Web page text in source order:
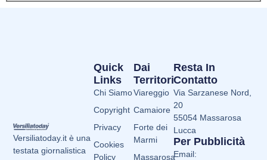
Versiliatoday.it è una
testata giornalistica
Dai
Territori
Viareggio
Camaiore
Forte dei
Marmi
Massarosa
Quick
Links
Chi Siamo
Copyright
Privacy
Cookies
Policy
Resta In
Contatto
Via Sarzanese Nord,
20
55054 Massarosa
Lucca
Per Pubblicità
Email: